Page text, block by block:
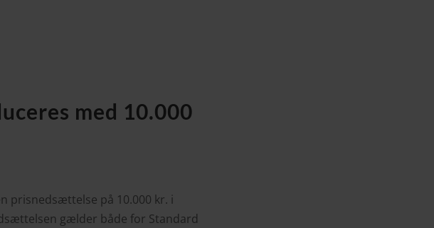
med 10.000
prisnedsættelse på 10.000 kr. i
gælder både for Standard